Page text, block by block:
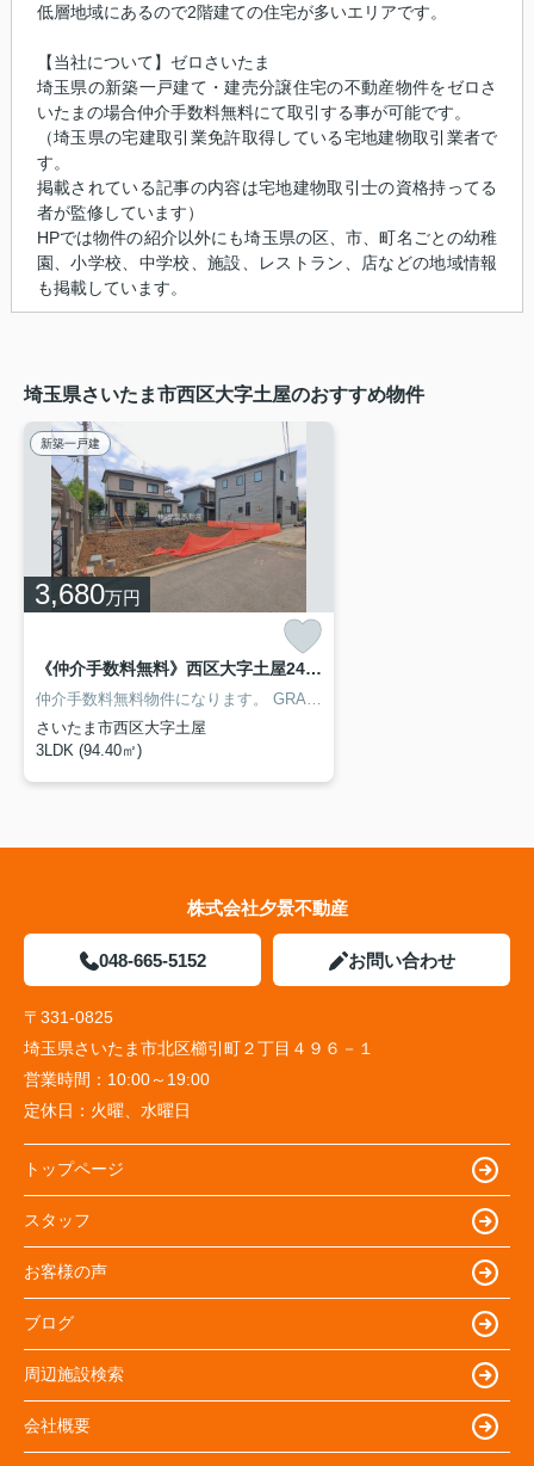
低層地域にあるので2階建ての住宅が多いエリアです。
【当社について】ゼロさいたま
埼玉県の新築一戸建て・建売分譲住宅の不動産物件をゼロさ
いたまの場合仲介手数料無料にて取引する事が可能です。
（埼玉県の宅建取引業免許取得している宅地建物取引業者で
す。
掲載されている記事の内容は宅地建物取引士の資格持ってる
者が監修しています）
HPでは物件の紹介以外にも埼玉県の区、市、町名ごとの幼稚
園、小学校、中学校、施設、レストラン、店などの地域情報
も掲載しています。
埼玉県さいたま市西区大字土屋のおすすめ物件
新築一戸建
3,680万円
《仲介手数料無料》西区大字土屋246-10新築一戸建てグラファーレ 全1戸
仲介手数料無料物件になります。
GRAFARE（グラファーレ）シリーズになります。
さいたま市西区大字土屋
3LDK (94.40㎡)
株式会社夕景不動産
048-665-5152 お問い合わせ
〒331-0825
埼玉県さいたま市北区櫛引町２丁目４９６－１
営業時間： 10:00～19:00
定休日： 火曜、水曜日
トップページ
スタッフ
お客様の声
ブログ
周辺施設検索
会社概要